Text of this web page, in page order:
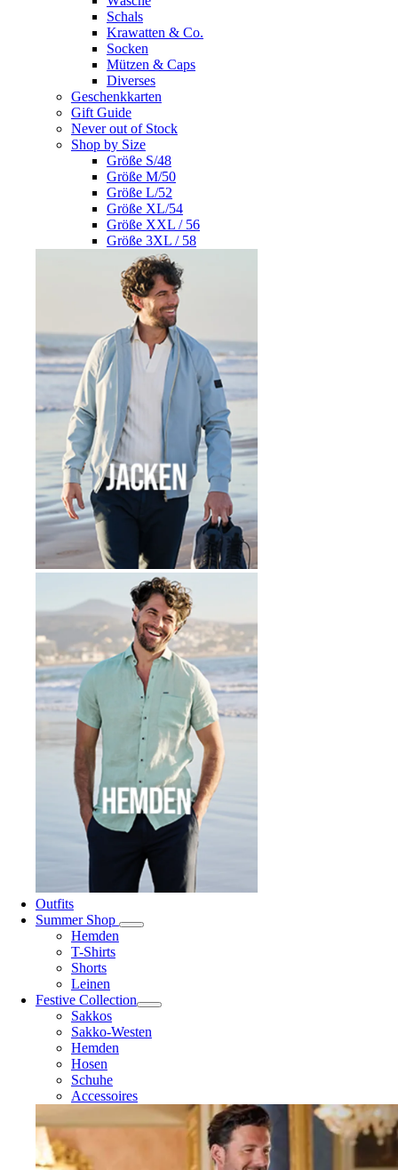
Schals
Krawatten & Co.
Socken
Mützen & Caps
Diverses
Geschenkkarten
Gift Guide
Never out of Stock
Shop by Size
Größe S/48
Größe M/50
Größe L/52
Größe XL/54
Größe XXL / 56
Größe 3XL / 58
Outfits
Summer Shop
Hemden
T-Shirts
Shorts
Leinen
Festive Collection
Sakkos
Sakko-Westen
Hemden
Hosen
Schuhe
Accessoires